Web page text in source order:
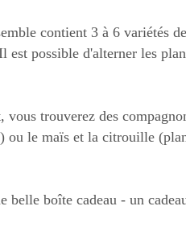
contient 3 à 6 variétés
possible d'alterner les
trouverez des
ou le maïs et la citrouille
belle boîte cadeau - un